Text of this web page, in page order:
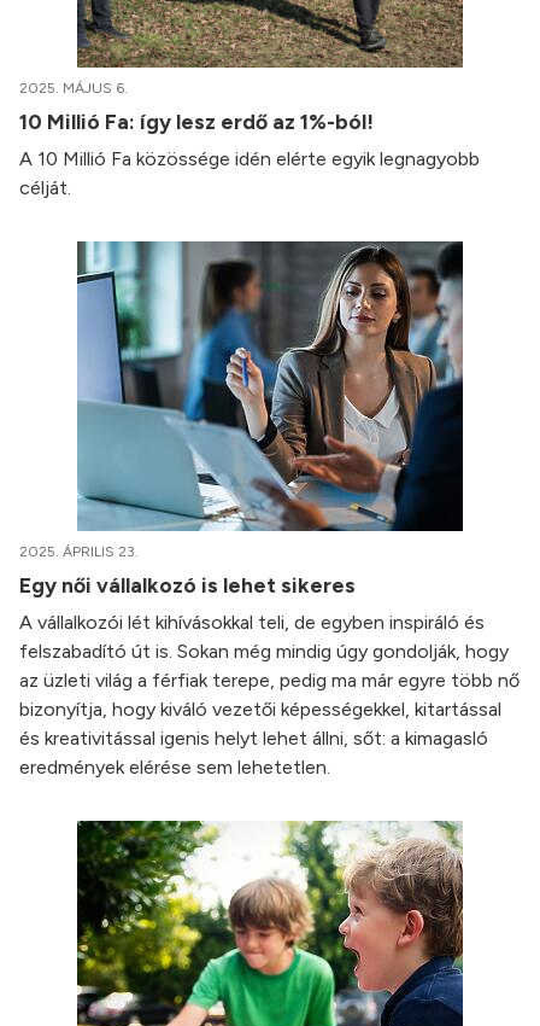
2025. MÁJUS 6.
10 Millió Fa: így lesz erdő az 1%-ból!
A 10 Millió Fa közössége idén elérte egyik legnagyobb
célját.
2025. ÁPRILIS 23.
Egy női vállalkozó is lehet sikeres
A vállalkozói lét kihívásokkal teli, de egyben inspiráló és
felszabadító út is. Sokan még mindig úgy gondolják, hogy
az üzleti világ a férfiak terepe, pedig ma már egyre több nő
bizonyítja, hogy kiváló vezetői képességekkel, kitartással
és kreativitással igenis helyt lehet állni, sőt: a kimagasló
eredmények elérése sem lehetetlen.